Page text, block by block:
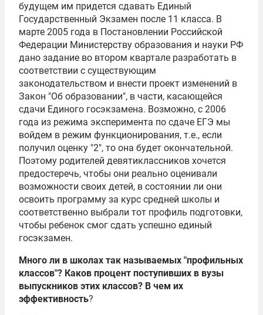
будущем им придется сдавать Единый
Государственный Экзамен после 11 класса. В
марте 2005 года в Постановлении Российской
Федерации Министерству образования и науки РФ
дано задание во втором квартале разработать в
соответствии с существующим
законодательством и внести проект изменений в
Закон "Об образовании", в части, касающейся
сдачи Единого госэкзамена. Возможно, с 2006
года из режима эксперимента по сдаче ЕГЭ мы
войдем в режим функционирования, т.е., если
получил оценку "2", то она будет окончательной.
Поэтому родителей девятиклассников хочется
предостеречь, чтобы они реально оценивали
возможности своих детей, в состоянии ли они
освоить программу за курс средней школы и
соответственно выбрали тот профиль подготовки,
чтобы ребенок смог сдать успешно единый
госэкзамен.
Много ли в школах так называемых "профильных
классов"? Каков процент поступивших в вузы
выпускников этих классов? В чем их
эффективность?